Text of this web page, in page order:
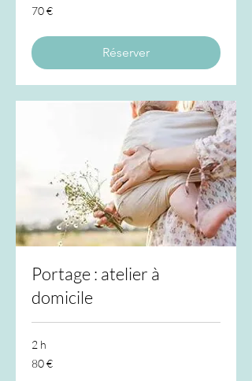
70
euros
70 €
Réserver
Portage : atelier à
domicile
2 h
80
euros
80 €